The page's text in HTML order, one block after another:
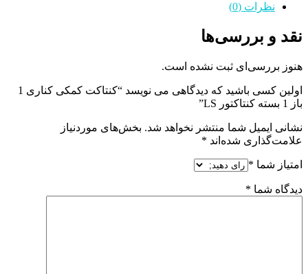
نظرات (0)
نقد و بررسی‌ها
هنوز بررسی‌ای ثبت نشده است.
اولین کسی باشید که دیدگاهی می نویسد “کنتاکت کمکی کناری 1
باز 1 بسته کنتاکتور LS”
نشانی ایمیل شما منتشر نخواهد شد. بخش‌های موردنیاز
علامت‌گذاری شده‌اند *
امتیاز شما *
دیدگاه شما *